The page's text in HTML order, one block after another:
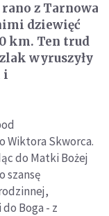
z Tarnowa
dziewięć
km. Ten trud
wyruszyły
i
Wiktora Skworca.
do Matki Bożej
szansę
Boga - z